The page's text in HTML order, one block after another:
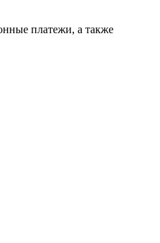
платежи, а также